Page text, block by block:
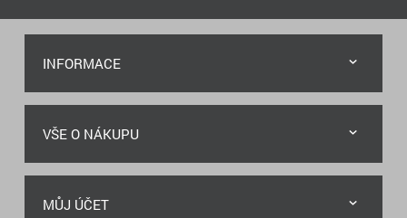
INFORMACE
VŠE O NÁKUPU
MŮJ ÚČET